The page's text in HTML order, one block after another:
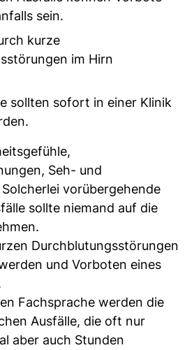
sein.
kurze
im Hirn
sollten sofort in einer Klinik
Seh- und
vorübergehende
sollte niemand auf die
Durchblutungsstörungen
und Vorboten eines
Fachsprache werden die
Ausfälle, die oft nur
aber auch Stunden